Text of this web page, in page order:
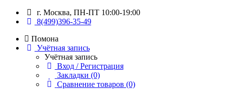
г. Москва, ПН-ПТ 10:00-19:00
8(499)396-35-49
Помона
Учётная запись
Учётная запись
Вход / Регистрация
Закладки (0)
Сравнение товаров (0)